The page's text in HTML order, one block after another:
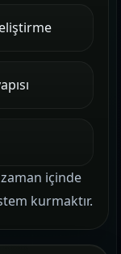
zaman içinde
kurmaktır.